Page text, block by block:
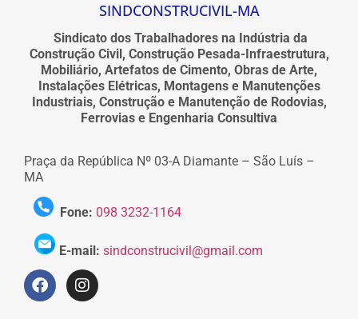
SINDCONSTRUCIVIL-MA
Sindicato dos Trabalhadores na Indústria da
Construção Civil, Construção Pesada-Infraestrutura,
Mobiliário, Artefatos de Cimento, Obras de Arte,
Instalações Elétricas, Montagens e Manutenções
Industriais, Construção e Manutenção de Rodovias,
Ferrovias e Engenharia Consultiva
Praça da República Nº 03-A Diamante – São Luís –
MA
Fone: 098 3232-1164
E-mail: sindconstrucivil@gmail.com